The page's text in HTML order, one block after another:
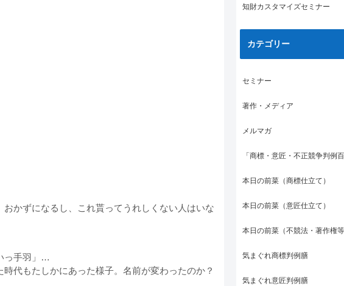
かずになるし、これ貰ってうれしくない人はいな
っ手羽」…
代もたしかにあった様子。名前が変わったのか？
知財カスタマイズセミナー
カテゴリー
セミナー
著作・メディア
メルマガ
「商標・意匠・不正競争判例
本日の前菜（商標仕立て）
本日の前菜（意匠仕立て）
本日の前菜（不競法・著作権
気まぐれ商標判例膳
気まぐれ意匠判例膳